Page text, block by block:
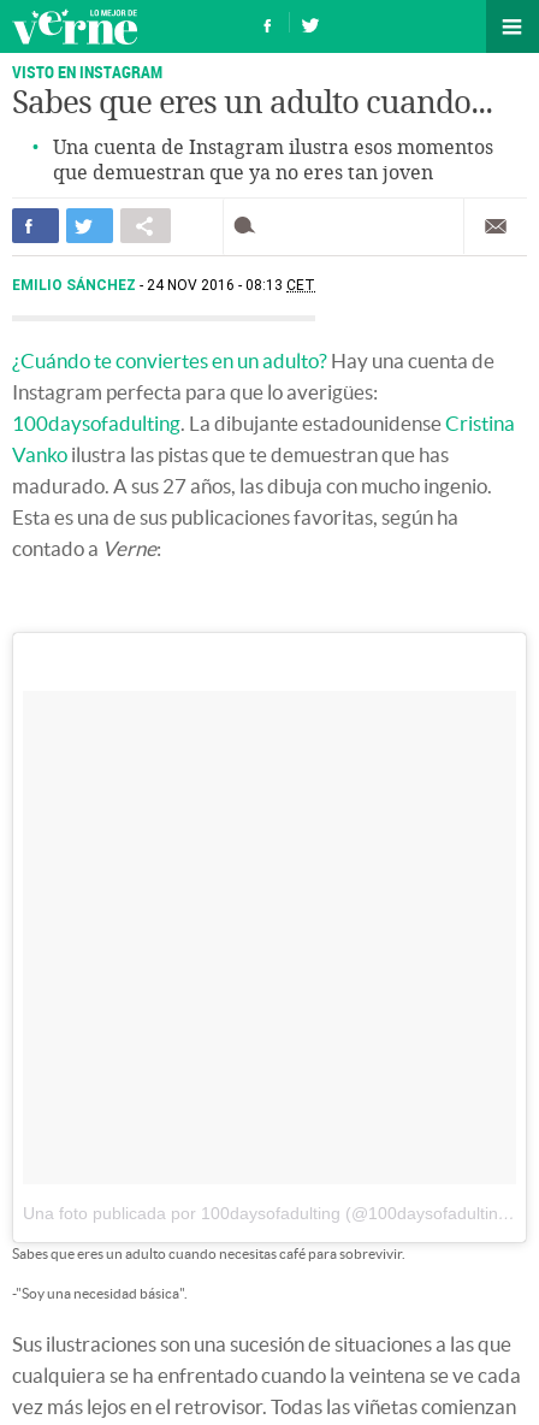
VISTO EN INSTAGRAM
Sabes que eres un adulto cuando...
Una cuenta de Instagram ilustra esos momentos
que demuestran que ya no eres tan joven
EMILIO SÁNCHEZ 24 NOV 2016 - 08:13 CET
¿Cuándo te conviertes en un adulto? Hay una cuenta de
Instagram perfecta para que lo averigües:
100daysofadulting. La dibujante estadounidenseCristina
Vanko ilustra las pistas que te demuestran que has
madurado. A sus 27 años, las dibuja con mucho ingenio.
Esta es una de sus publicaciones favoritas, según ha
contado a Verne:
Una foto publicada por 100daysofadulting (@100daysofadulting)
Sabes que eres un adulto cuando necesitas café para sobrevivir.
-"Soy una necesidad básica".
Sus ilustraciones son una sucesión de situaciones a las que
cualquiera se ha enfrentado cuando la veintena se ve cada
vez más lejos en el retrovisor. Todas las viñetas comienzan